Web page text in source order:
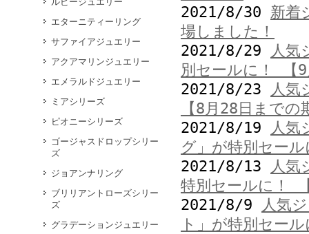
エターニティーリング
サファイアジュエリー
アクアマリンジュエリー
エメラルドジュエリー
ミアシリーズ
ピオニーシリーズ
ゴージャスドロップシリー
ズ
ジョアンナリング
ブリリアントローズシリー
ズ
グラデーションジュエリー
2021/8/30 新着
場しました！
2021/8/29
人気
別セールに！ 【
2021/8/23
人気
【8月28日までの
2021/8/19
人気
グ」が特別セー
2021/8/13
人気
特別セールに！
2021/8/9
人気
ト」が特別セー